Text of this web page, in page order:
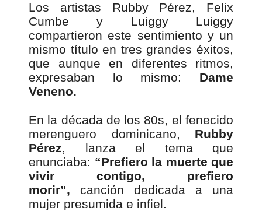
Los artistas Rubby Pérez, Felix
Cumbe y Luiggy Luiggy
compartieron este sentimiento y un
mismo título en tres grandes éxitos,
que aunque en diferentes ritmos,
expresaban lo mismo: Dame
Veneno.
En la década de los 80s, el fenecido
merenguero dominicano, Rubby
Pérez, lanza el tema que
enunciaba: “Prefiero la muerte que
vivir contigo, prefiero
morir”, canción dedicada a una
mujer presumida e infiel.